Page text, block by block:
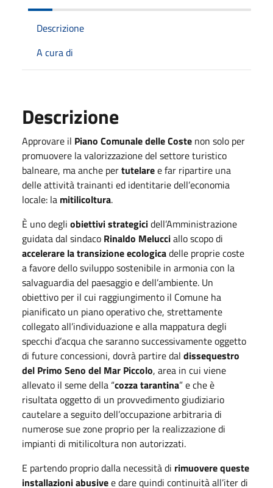
Descrizione
A cura di
Descrizione
Approvare il Piano Comunale delle Coste non solo per
promuovere la valorizzazione del settore turistico
balneare, ma anche pertutelaree far ripartire una
delle attività trainanti ed identitarie dell’economia
locale: la mitilicoltura.
È uno degli obiettivi strategicidell’Amministrazione
guidata dal sindaco Rinaldo Melucciallo scopo di
accelerare la transizione ecologicadelle proprie coste
a favore dello sviluppo sostenibile in armonia con la
salvaguardia del paesaggio e dell’ambiente. Un
obiettivo per il cui raggiungimento il Comune ha
pianificato un piano operativo che, strettamente
collegato all’individuazione e alla mappatura degli
specchi d’acqua che saranno successivamente oggetto
di future concessioni, dovrà partire dal dissequestro
del Primo Seno del Mar Piccolo, area in cui viene
allevato il seme della “cozza tarantina” e che è
risultata oggetto di un provvedimento giudiziario
cautelare a seguito dell’occupazione arbitraria di
numerose sue zone proprio per la realizzazione di
impianti di mitilicoltura non autorizzati.
E partendo proprio dalla necessità di rimuovere queste
installazioni abusivee dare quindi continuità all’iter di